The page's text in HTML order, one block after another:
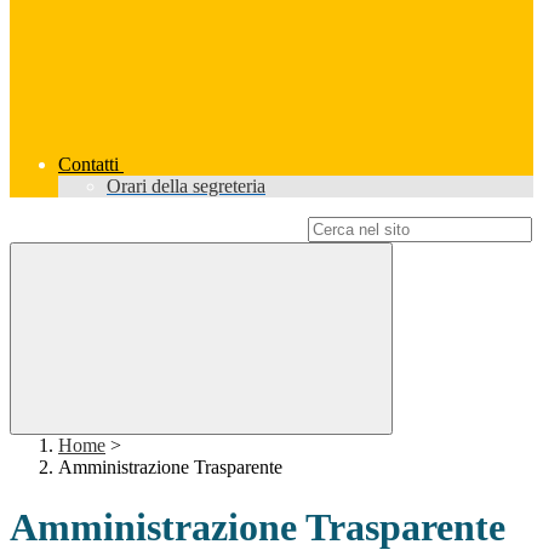
Contatti
Orari della segreteria
Home >
Amministrazione Trasparente
Amministrazione Trasparente